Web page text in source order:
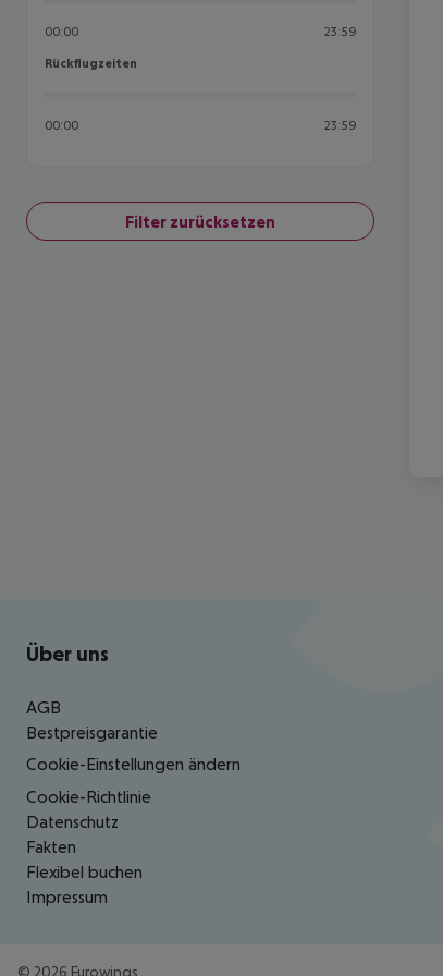
00:00 23:59
Rückflugzeiten
Rückflugzeiten
00:00 23:59
Filter zurücksetzen
Footer navigation
Über uns
AGB
Bestpreisgarantie
Cookie-Einstellungen ändern
Cookie-Richtlinie
Datenschutz
Fakten
Flexibel buchen
Impressum
© 2026 Eurowings